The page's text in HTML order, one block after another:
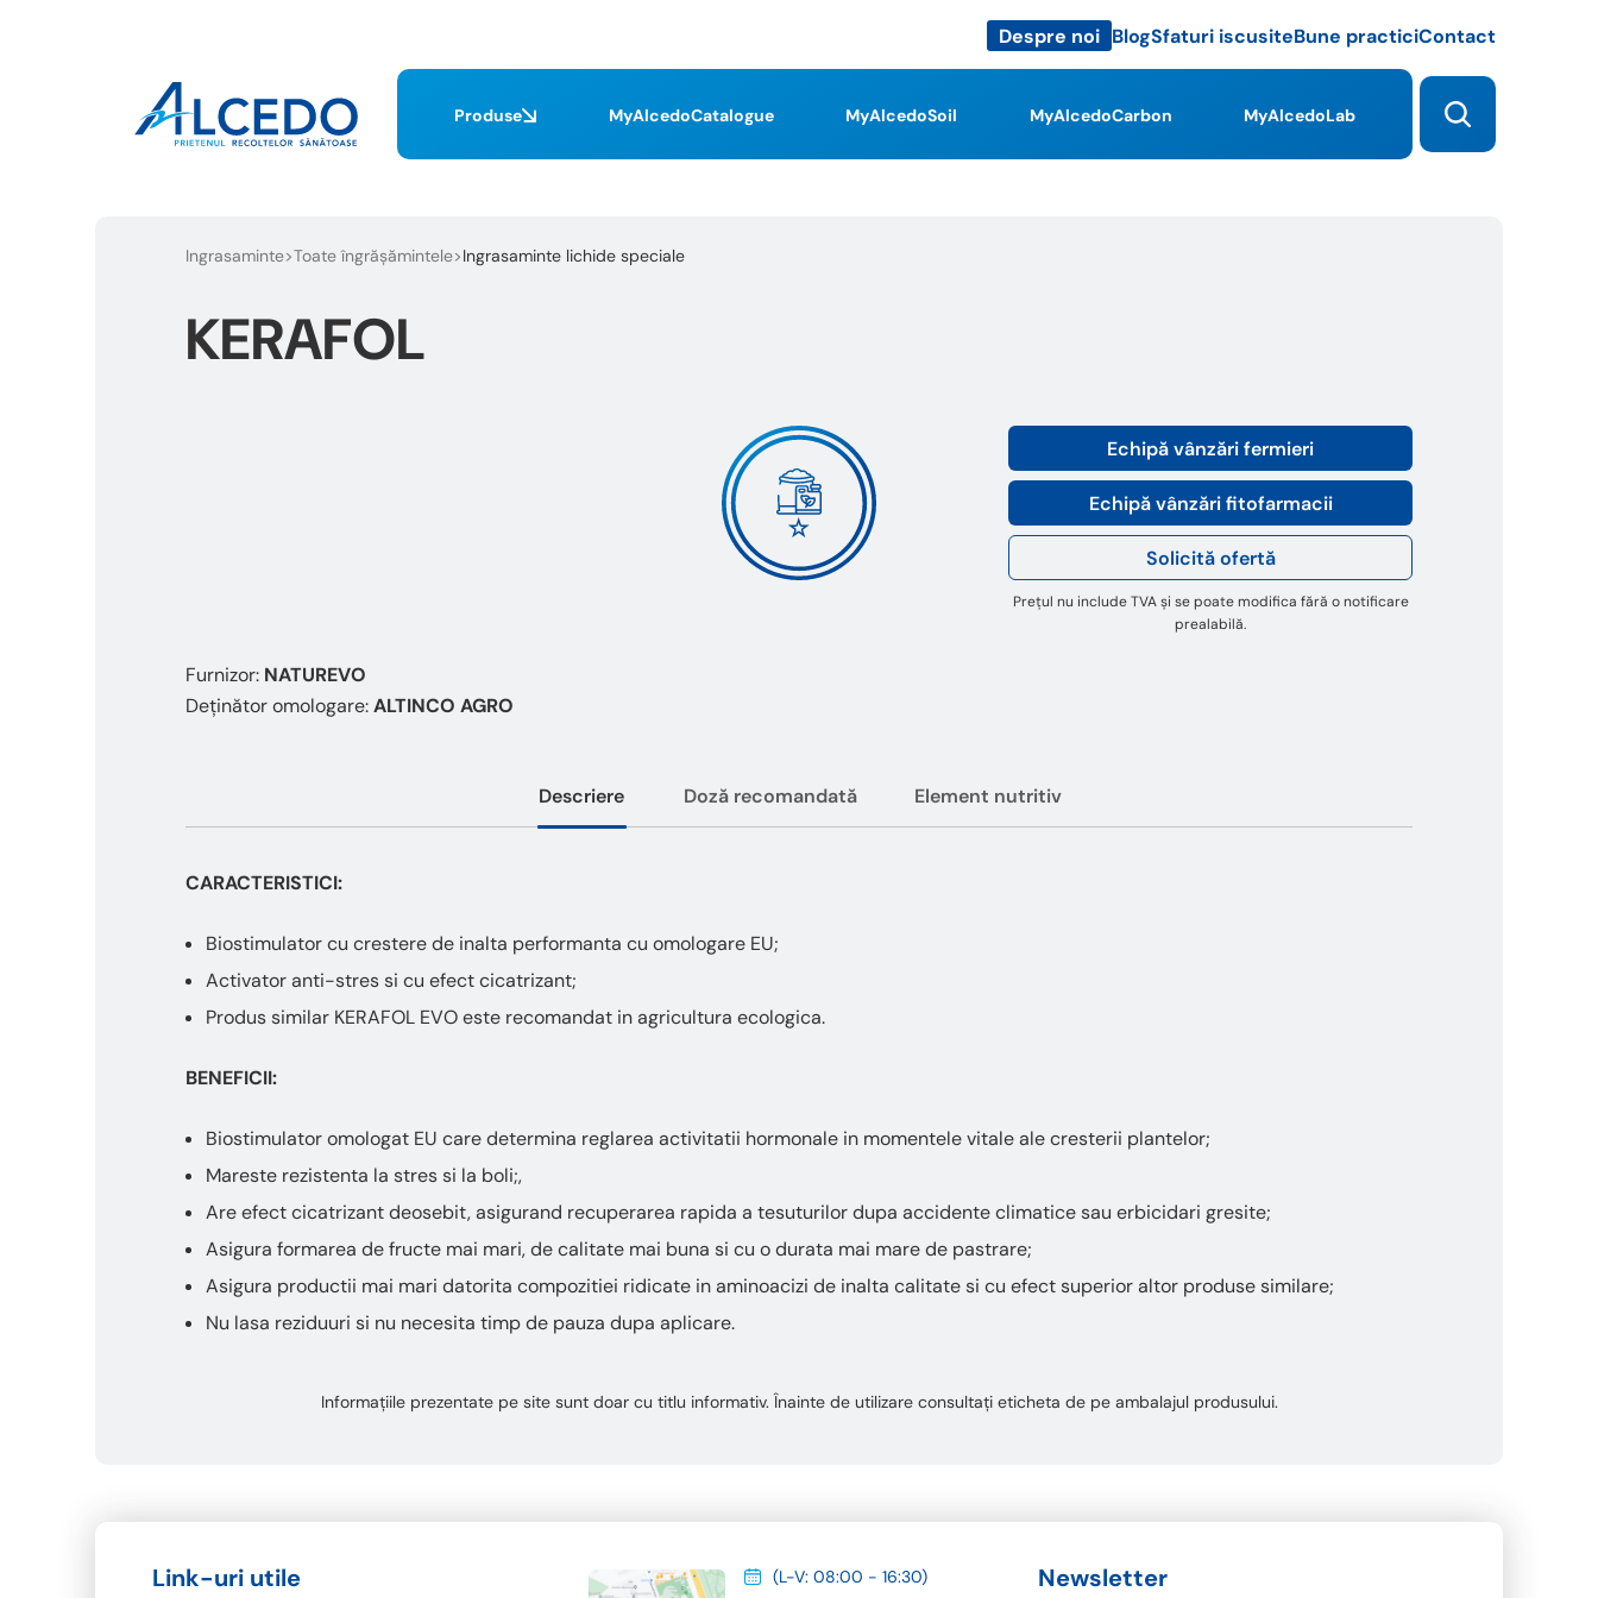
Produse MyAlcedoCatalogue MyAlcedoSoil MyAlcedoCarbon MyAlcedoLab
Despre noi BlogSfaturi iscusiteBune practiciContact
Ingrasaminte Toate îngrășămintele Ingrasaminte lichide speciale
KERAFOL
Echipă vânzări fermieri
Echipă vânzări fitofarmacii
Solicită ofertă
Prețul nu include TVA și se poate modifica fără o notificare
prealabilă.
Furnizor: NATUREVO
Deținător omologare:ALTINCO AGRO
Descriere
CARACTERISTICI:
Biostimulator cu crestere de inalta performanta cu omologare EU;
Activator anti-stres si cu efect cicatrizant;
Produs similar KERAFOL EVO este recomandat in agricultura ecologica.
BENEFICII:
Biostimulator omologat EU care determina reglarea activitatii hormonale in momentele vitale ale cresterii plantelor;
Mareste rezistenta la stres si la boli;,
Are efect cicatrizant deosebit, asigurand recuperarea rapida a tesuturilor dupa accidente climatice sau erbicidari gresite;
Asigura formarea de fructe mai mari, de calitate mai buna si cu o durata mai mare de pastrare;
Asigura productii mai mari datorita compozitiei ridicate in aminoacizi de inalta calitate si cu efect superior altor produse similare;
Nu lasa reziduuri si nu necesita timp de pauza dupa aplicare.
Doză recomandată Element nutritiv
Informațiile prezentate pe site sunt doar cu titlu informativ. Înainte de utilizare consultați eticheta de pe ambalajul produsului.
Link-uri utile (L-V: 08:00 - 16:30) Newsletter